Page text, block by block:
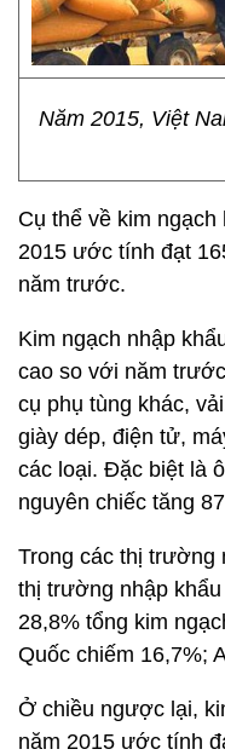
Năm 2015, Việt
Cụ thể về kim
2015 ước tính đạt
năm trước.
Kim ngạch nhập
cao so với năm
cụ phụ tùng khác,
giày dép, điện tử,
các loại. Đặc biệt là
nguyên chiếc tăng
Trong các thị trường
thị trường nhập
28,8% tổng kim
Quốc chiếm 16,7%;
Ở chiều ngược lại,
năm 2015 ước tính